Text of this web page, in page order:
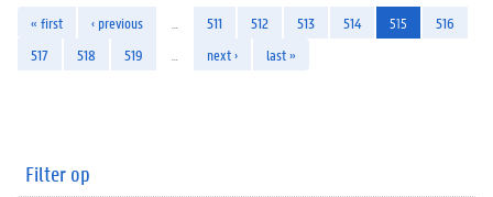
« first ‹ previous 511 512 513 514 515
516
517
518 519 next › last »
Filter op